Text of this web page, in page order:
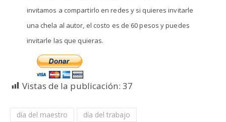
invitamos a compartirlo en redes y si quieres invitarle
una chela al autor, el costo es de 60 pesos y puedes
invitarle las que quieras.
Vistas de la publicación: 37
día del maestro día del trabajo